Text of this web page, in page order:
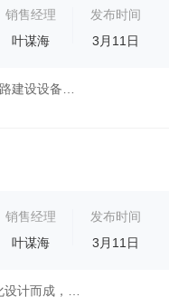
销售经理
叶谋海
发布时间
3月11日
销售经理
叶谋海
发布时间
3月11日